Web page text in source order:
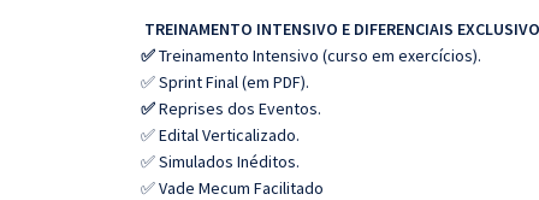
TREINAMENTO INTENSIVO E DIFERENCIAIS
✅Treinamento Intensivo (curso em exercícios).
✅ Sprint Final (em PDF).
✅Reprises dos Eventos.
✅ Edital Verticalizado.
✅ Simulados Inéditos.
✅ Vade Mecum Facilitado